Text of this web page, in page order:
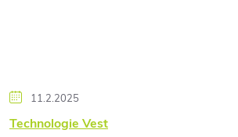
11.2.2025
Technologie Vest